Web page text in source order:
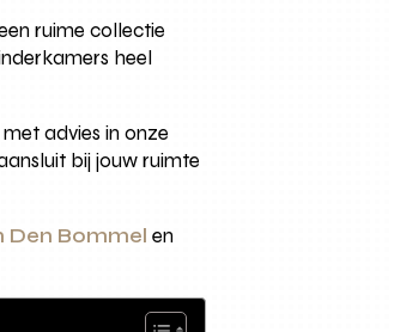
ruime collectie
heel
advies in onze
bij jouw ruimte
Den Bommel en